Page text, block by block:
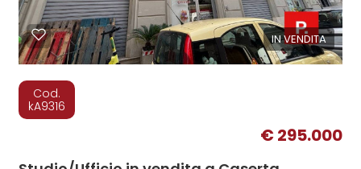
IN VENDITA
Cod.
kA9316
€ 295.000